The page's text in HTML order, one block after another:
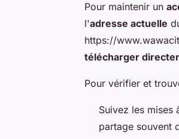
Pour maintenir un
l'adresse actuelle
https://
télécharger
Pour vérifier et
Suivez les mises
partage souvent